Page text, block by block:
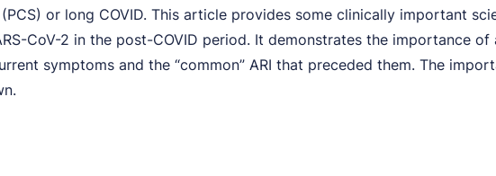
or long COVID. This article provides some clinically important
CoV-2 in the post-COVID period. It demonstrates the importance
symptoms and the “common” ARI that preceded them. The